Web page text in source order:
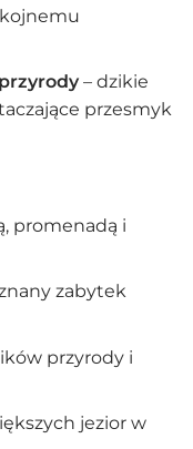
– dzikie
przesmyk
promenadą i
zabytek
przyrody i
jezior w